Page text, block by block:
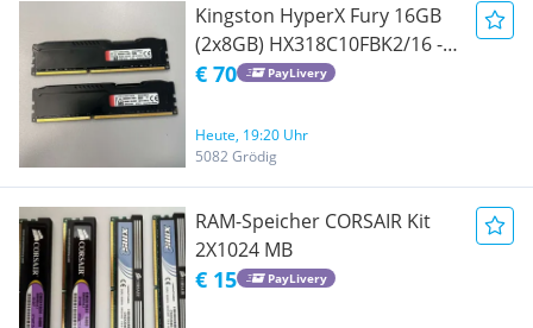
Kingston HyperX Fury 16GB
(2x8GB) HX318C10FBK2/16 -
DDR3
€ 70 PayLivery
Heute, 19:20 Uhr
5082 Grödig
RAM-Speicher CORSAIR Kit
2X1024 MB
€ 15 PayLivery